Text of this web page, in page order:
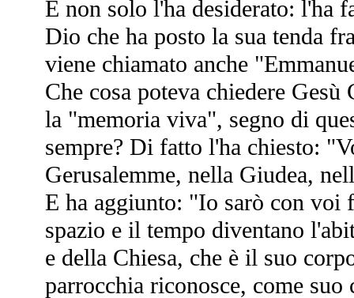
E non solo l'ha desiderato: l'ha
Dio che ha posto la sua tenda
viene chiamato anche
Che cosa poteva chiedere
la "memoria viva", segno di
sempre? Di fatto l'ha chiesto:
Gerusalemme, nella Giudea,
E ha aggiunto: "Io sarò con
spazio e il tempo diventano
e della Chiesa, che è il suo
parrocchia riconosce, come